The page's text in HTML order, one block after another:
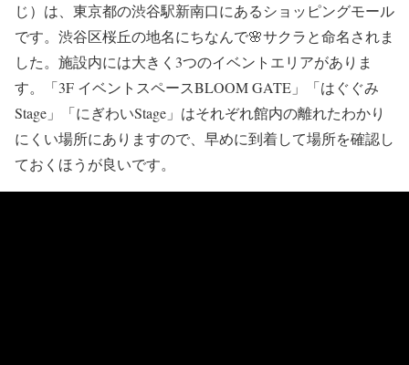
じ）は、東京都の渋谷駅新南口にあるショッピングモール
です。渋谷区桜丘の地名にちなんで🌸サクラと命名されま
した。施設内には大きく3つのイベントエリアがありま
す。「3F イベントスペースBLOOM GATE」「はぐぐみ
Stage」「にぎわいStage」はそれぞれ館内の離れたわかり
にくい場所にありますので、早めに到着して場所を確認し
ておくほうが良いです。